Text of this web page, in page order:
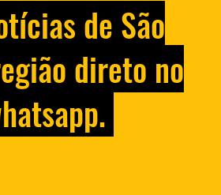
de São
direto no